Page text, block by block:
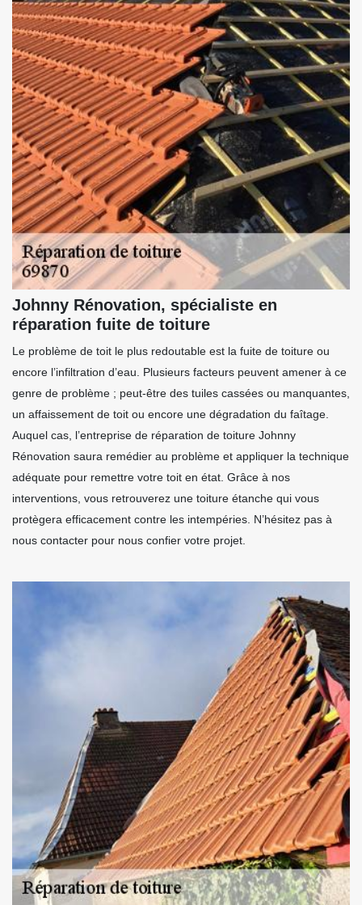
Johnny Rénovation, spécialiste en
réparation fuite de toiture
Le problème de toit le plus redoutable est la fuite de toiture ou
encore l’infiltration d’eau. Plusieurs facteurs peuvent amener à ce
genre de problème ; peut-être des tuiles cassées ou manquantes,
un affaissement de toit ou encore une dégradation du faîtage.
Auquel cas, l’entreprise de réparation de toiture Johnny
Rénovation saura remédier au problème et appliquer la technique
adéquate pour remettre votre toit en état. Grâce à nos
interventions, vous retrouverez une toiture étanche qui vous
protègera efficacement contre les intempéries. N’hésitez pas à
nous contacter pour nous confier votre projet.